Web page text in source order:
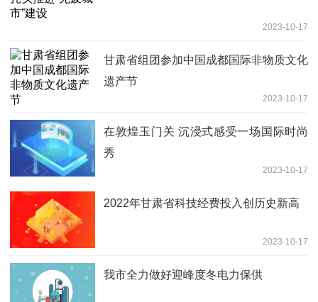
2023-10-17
甘肃省组团参加中国成都国际非物质文化
遗产节
2023-10-17
在敦煌玉门关 沉浸式感受一场国际时尚
秀
2023-10-17
2022年甘肃省科技经费投入创历史新高
2023-10-17
我市全力做好迎峰度冬电力保供